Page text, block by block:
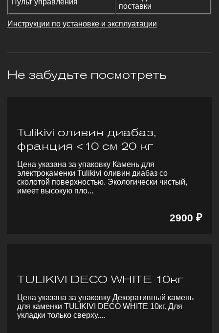
Пульт управления
поставки
Инструкции по установке и эксплуатации
Не забудьте посмотреть
Tulikivi оливин диабаз,
фракция <10 см 20 кг
Цена указана за упаковку Камень для
электрокаменки Tulikivi оливин диабаз со
сколотой поверхностью. Экологически чистый,
имеет высокую пло...
2900 ₽
TULIKIVI DECO WHITE 10кг
Цена указана за упаковку Декоративный камень
для каменки TULIKIVI DECO WHITE 10кг. Для
укладки только сверху....